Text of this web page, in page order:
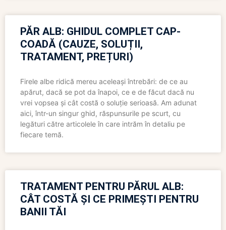
PĂR ALB: GHIDUL COMPLET CAP-
COADĂ (CAUZE, SOLUȚII,
TRATAMENT, PREȚURI)
Firele albe ridică mereu aceleași întrebări: de ce au
apărut, dacă se pot da înapoi, ce e de făcut dacă nu
vrei vopsea și cât costă o soluție serioasă. Am adunat
aici, într-un singur ghid, răspunsurile pe scurt, cu
legături către articolele în care intrăm în detaliu pe
fiecare temă.
TRATAMENT PENTRU PĂRUL ALB:
CÂT COSTĂ ȘI CE PRIMEȘTI PENTRU
BANII TĂI